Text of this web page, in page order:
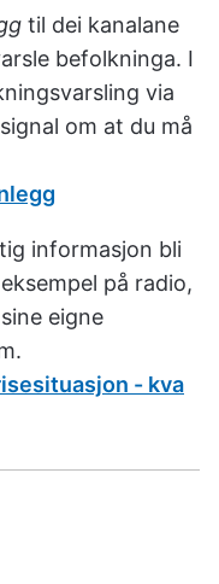
til dei kanalane
befolkninga. I
via
om at du må
informasjon bli
på radio,
eigne
- kva